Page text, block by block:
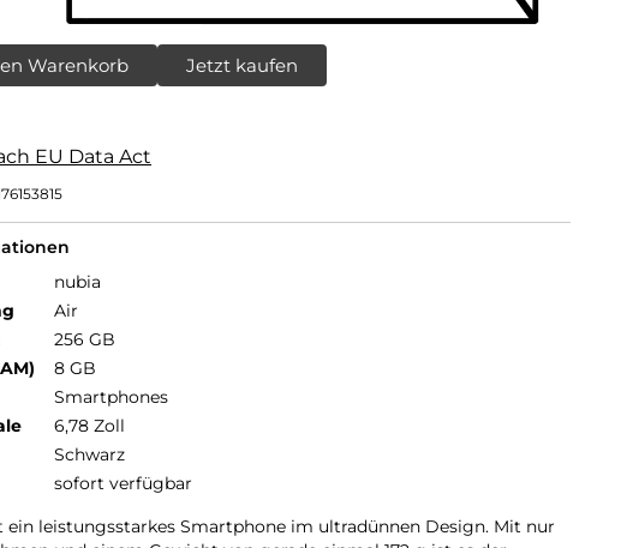
Warenkorb Jetzt kaufen
EU Data Act
nubia
Air
256 GB
8 GB
Smartphones
6,78 Zoll
Schwarz
sofort verfügbar
ein leistungsstarkes Smartphone im ultradünnen Design. Mit nur